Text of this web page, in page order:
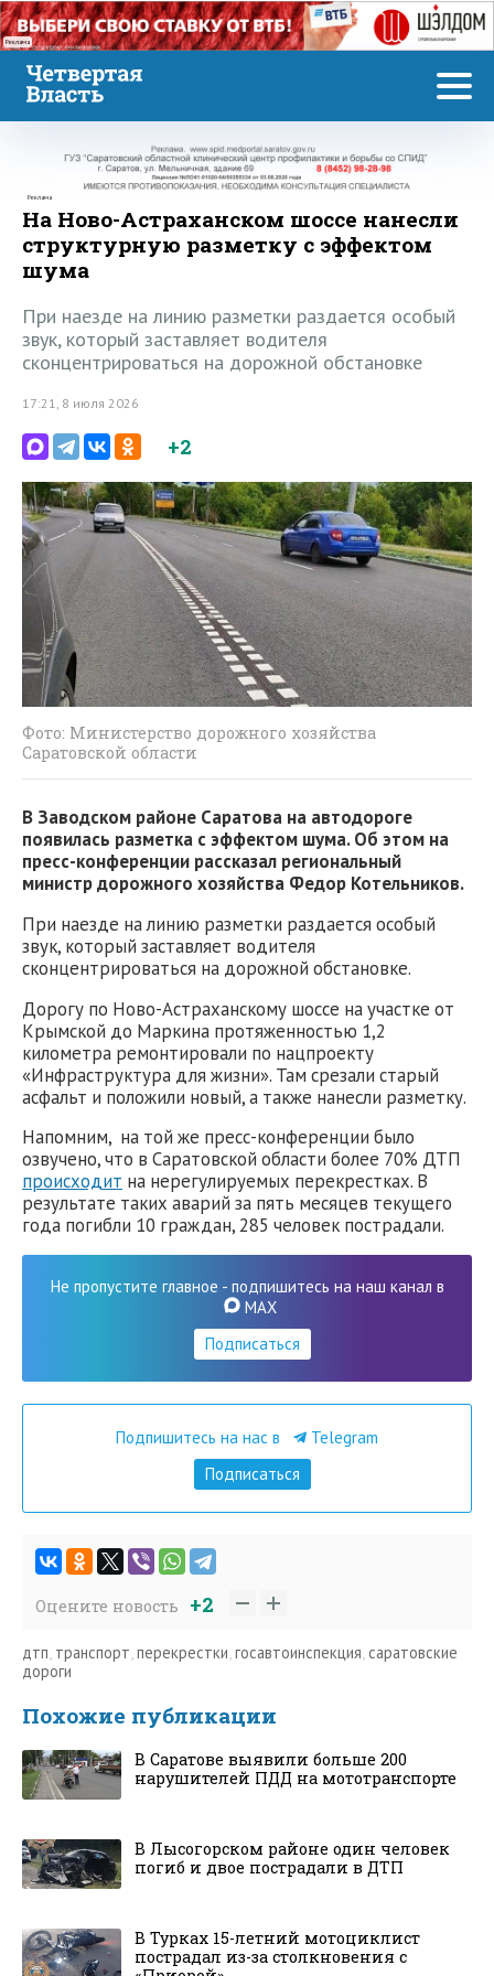
Реклама
Реклама
На Ново-Астраханском шоссе нанесли
структурную разметку с эффектом
шума
При наезде на линию разметки раздается особый
звук, который заставляет водителя
сконцентрироваться на дорожной обстановке
17:21, 8 июля 2026
+2
Фото: Министерство дорожного хозяйства
Саратовской области
В Заводском районе Саратова на автодороге
появилась разметка с эффектом шума. Об этом на
пресс-конференции рассказал региональный
министр дорожного хозяйства Федор Котельников.
При наезде на линию разметки раздается особый
звук, который заставляет водителя
сконцентрироваться на дорожной обстановке.
Дорогу по Ново-Астраханскому шоссе на участке от
Крымской до Маркина протяженностью 1,2
километра ремонтировали по нацпроекту
«Инфраструктура для жизни». Там срезали старый
асфальт и положили новый, а также нанесли разметку.
Напомним, на той же пресс-конференции было
озвучено, что в Саратовской области более 70% ДТП
происходит на нерегулируемых перекрестках. В
результате таких аварий за пять месяцев текущего
года погибли 10 граждан, 285 человек пострадали.
Не пропустите главное - подпишитесь на наш канал в
MAX
Подписаться
Подпишитесь на нас в
Telegram
Подписаться
Оцените новость +2
дтп, транспорт,перекрестки,госавтоинспекция, саратовские
дороги
Похожие публикации
В Саратове выявили больше 200
нарушителей ПДД на мототранспорте
В Лысогорском районе один человек
погиб и двое пострадали в ДТП
В Турках 15-летний мотоциклист
пострадал из-за столкновения с